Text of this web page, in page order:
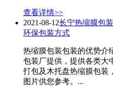
查看详情>>
2021-08-12长宁热缩膜包
环保包装方式
热缩膜包装包装的优势介
包装厂提供，提供各类大
打包及木托盘热缩膜包装
图片供您参考。...